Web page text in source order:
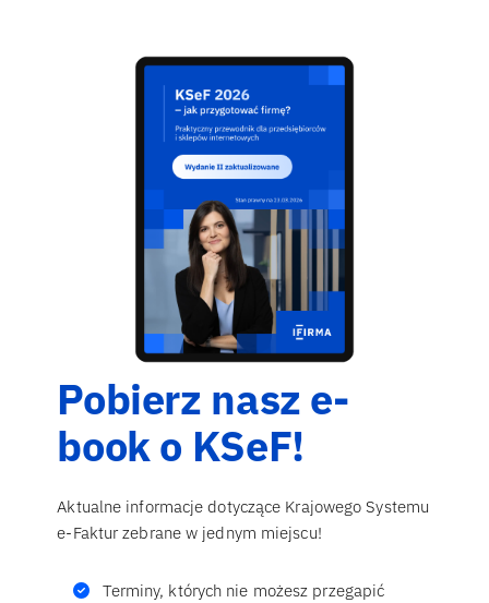
Pobierz nasz e-
book o KSeF!
Aktualne informacje dotyczące Krajowego Systemu
e-Faktur zebrane w jednym miejscu!
Terminy, których nie możesz przegapić